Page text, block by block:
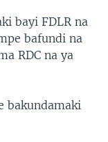
bayi FDLR na
bafundi na
RDC na ya
bakundamaki